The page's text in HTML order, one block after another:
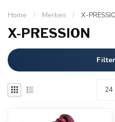
Home / Merken / X-
X-PRESSION